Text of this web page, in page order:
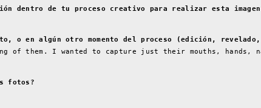
dentro de tu proceso creativo para realizar esta
o en algún otro momento del proceso (edición,
of them. I wanted to capture just their mouths, hands,
fotos?